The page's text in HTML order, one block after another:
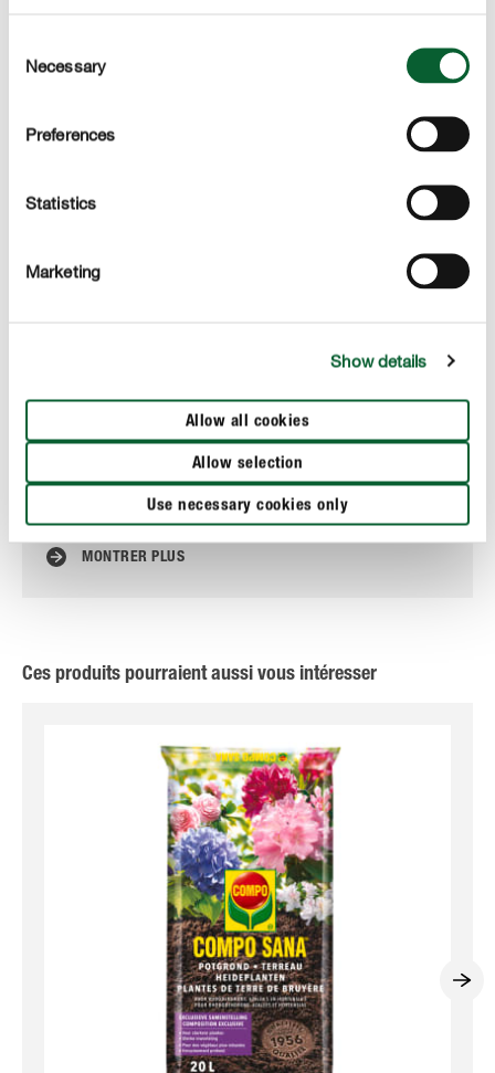
Selection
Necessary
Preferences
Statistics
Marketing
Show details
Allow all cookies
Allow selection
Use necessary cookies only
Diversité d’hortensias : quelles sont les variétés
MONTRER PLUS
Ces produits pourraient aussi vous intéresser